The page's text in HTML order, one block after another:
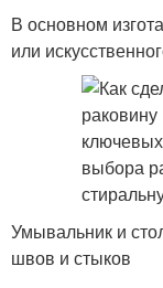
В основном
или
Умывальник и
швов и стыков